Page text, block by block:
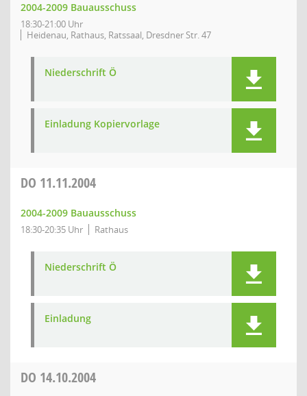
2004-2009 Bauausschuss
18:30-21:00 Uhr
Heidenau, Rathaus, Ratssaal, Dresdner Str. 47
Niederschrift Ö
Einladung Kopiervorlage
DO 11.11.2004
2004-2009 Bauausschuss
18:30-20:35 Uhr Rathaus
Niederschrift Ö
Einladung
DO 14.10.2004